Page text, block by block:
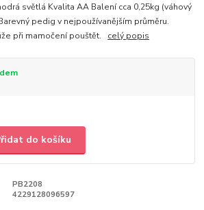
světlá Kvalita AA Balení cca 0,25kg (váhový
pedig v nejpoužívanějším průměru.
při mamočení pouštět. celý popis
do košíku
PB2208
4229128096597